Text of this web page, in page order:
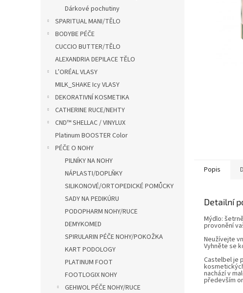
Dárkové pochutiny
SPARITUAL MANI/TĚLO
BODYBE PÉČE
CUCCIO BUTTER/TĚLO
ALEXANDRIA DEPILACE TĚLO
L’ORÉAL VLASY
MILK_SHAKE Icy VLASY
DEKORATIVNÍ KOSMETIKA
CATHERINE RUCE/NEHTY
CND™ SHELLAC / VINYLUX
Platinum BOOSTER Color
PÉČE O NOHY
PILNÍKY NA NOHY
NÁPLASTI/DOPLŇKY
SILIKONOVÉ/ORTOPEDICKÉ POMŮCKY
SADY NA PEDIKÚRU
PODOPHARM NOHY/RUCE
DEMYKOMED
SPIRULARIN PÉČE NOHY/POKOŽKA
KART PODOLOGY
PLATINUM FOOT
FOOTLOGIX NOHY
GEHWOL PÉČE NOHY/RUCE
Popis
Detailní
Mýdlo:
provonění
Neužívejte
Vyhněte se
Castelbel je
nachází v
především